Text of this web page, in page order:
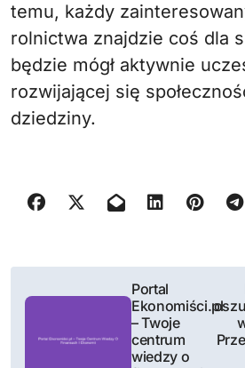
temu, każdy
rolnictwa znajdzie coś dla
będzie mógł aktywnie
rozwijającej się
dziedziny.
Portal
Ekonomiści.pl
– Twoje
centrum
wiedzy o